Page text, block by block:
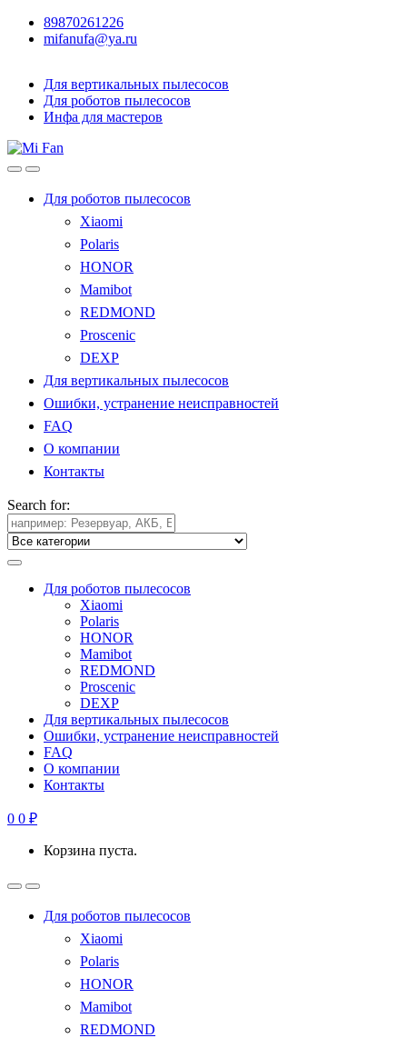
89870261226
mifanufa@ya.ru
Для вертикальных пылесосов
Для роботов пылесосов
Инфа для мастеров
Для роботов пылесосов
Xiaomi
Polaris
HONOR
Mamibot
REDMOND
Proscenic
DEXP
Для вертикальных пылесосов
Ошибки, устранение неисправностей
FAQ
О компании
Контакты
Search for:
Для роботов пылесосов
Xiaomi
Polaris
HONOR
Mamibot
REDMOND
Proscenic
DEXP
Для вертикальных пылесосов
Ошибки, устранение неисправностей
FAQ
О компании
Контакты
0 0 ₽
Корзина пуста.
Для роботов пылесосов
Xiaomi
Polaris
HONOR
Mamibot
REDMOND